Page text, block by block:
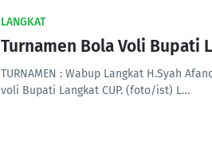
LANGKAT
Turnamen Bola Voli Bupati
TURNAMEN : Wabup Langkat H.Syah
voli Bupati Langkat CUP. (foto/ist) L…